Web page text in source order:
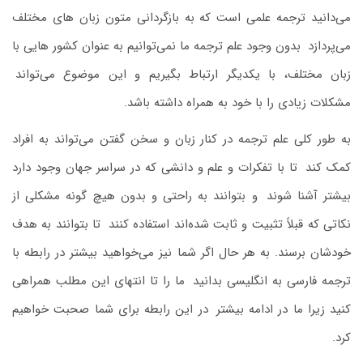
می‌دانید ترجمه علمی است که به بازگردانی متون زبان‌ های مختلف
می‌پردازد بدون وجود علم ترجمه ما نمی‌توانیم به‌ عنوان کشور هایی با
زبان مختلف، با یکدیگر ارتباط بگیریم و این ‌موضوع می‌تواند
مشکلات زیادی را با خود به‌ همراه داشته باشد.
به‌ طور کلی علم ترجمه در کنار زبان و سخن گفتن می‌تواند به افراد
کمک کند تا با تفکرات و علم و دانشی که در سراسر جهان وجود دارد
بیشتر آشنا شوند و بتوانند به‌ راحتی و بدون هیچ‌ گونه مشکلی از
نکاتی که قبلاً تثبیت و ثابت شده‌اند استفاده کنند تا بتوانند به هدف
خودشان برسند. به‌ هر حال اگر شما نیز می‌خواهید بیشتر در رابطه با
ترجمه فارسی به انگلیسی بدانید ما را تا انتهای این مطلب همراهی
کنید زیرا ما در ادامه بیشتر .در این رابطه برای شما صحبت خواهیم
کرد.